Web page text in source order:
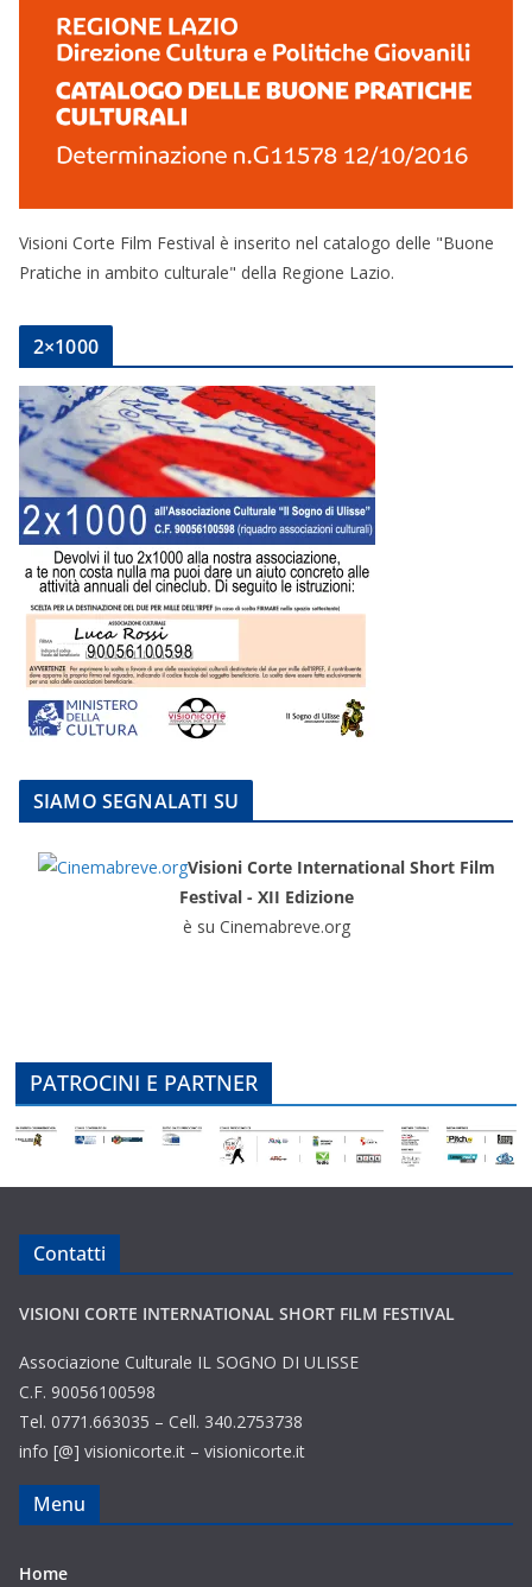
Visioni Corte Film Festival è inserito nel catalogo delle "Buone
Pratiche in ambito culturale" della Regione Lazio.
2×1000
SIAMO SEGNALATI SU
Visioni Corte International Short Film
Festival - XII Edizione
è su Cinemabreve.org
PATROCINI E PARTNER
Contatti
VISIONI CORTE INTERNATIONAL SHORT FILM FESTIVAL
Associazione Culturale IL SOGNO DI ULISSE
C.F. 90056100598
Tel. 0771.663035 – Cell. 340.2753738
info [@] visionicorte.it – visionicorte.it
Menu
Home